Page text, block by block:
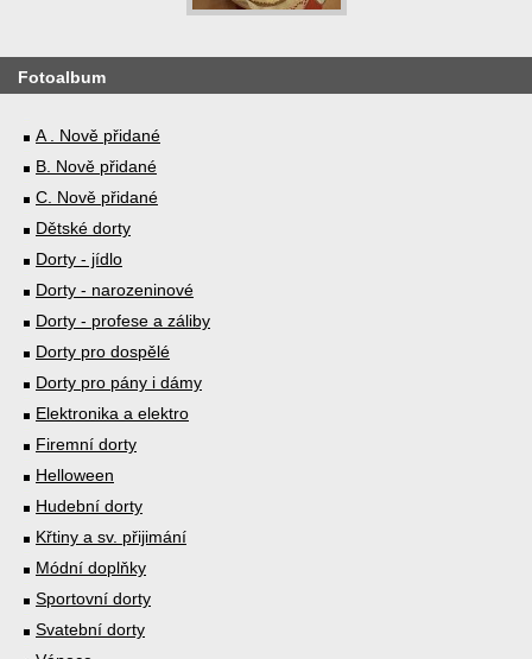
Fotoalbum
A . Nově přidané
B. Nově přidané
C. Nově přidané
Dětské dorty
Dorty - jídlo
Dorty - narozeninové
Dorty - profese a záliby
Dorty pro dospělé
Dorty pro pány i dámy
Elektronika a elektro
Firemní dorty
Helloween
Hudební dorty
Křtiny a sv. přijimání
Módní doplňky
Sportovní dorty
Svatební dorty